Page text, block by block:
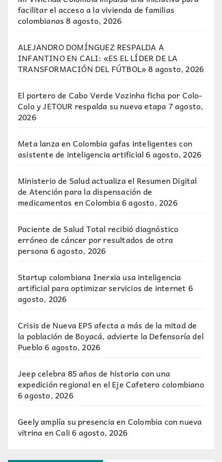
facilitar el acceso a la vivienda de familias
colombianas 8 agosto, 2026
ALEJANDRO DOMÍNGUEZ RESPALDA A
INFANTINO EN CALI: «ES EL LÍDER DE LA
TRANSFORMACIÓN DEL FÚTBOL»8 agosto, 2026
El portero de Cabo Verde Vozinha ficha por Colo-
Colo y JETOUR respalda su nueva etapa7 agosto,
2026
Meta lanza en Colombia gafas inteligentes con
asistente de inteligencia artificial 6 agosto, 2026
Ministerio de Salud actualiza el Resumen Digital
de Atención para la dispensación de
medicamentos en Colombia6 agosto, 2026
Paciente de Salud Total recibió diagnóstico
erróneo de cáncer por resultados de otra
persona6 agosto, 2026
Startup colombiana Inerxia usa inteligencia
artificial para optimizar servicios de internet 6
agosto, 2026
Crisis de Nueva EPS afecta a más de la mitad de
la población de Boyacá, advierte la Defensoría del
Pueblo6 agosto, 2026
Jeep celebra 85 años de historia con una
expedición regional en el Eje Cafetero colombiano
6 agosto, 2026
Geely amplía su presencia en Colombia con nueva
vitrina en Cali 6 agosto, 2026